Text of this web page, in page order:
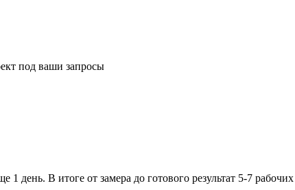
под ваши запросы
1 день. В итоге от замера до готового результат 5-7